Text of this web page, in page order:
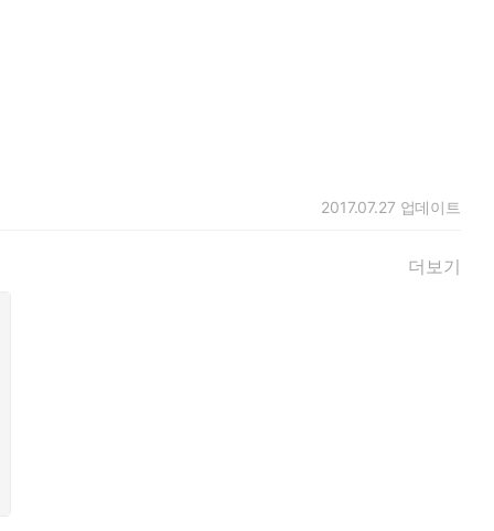
2017.07.27 업데이트
더보기